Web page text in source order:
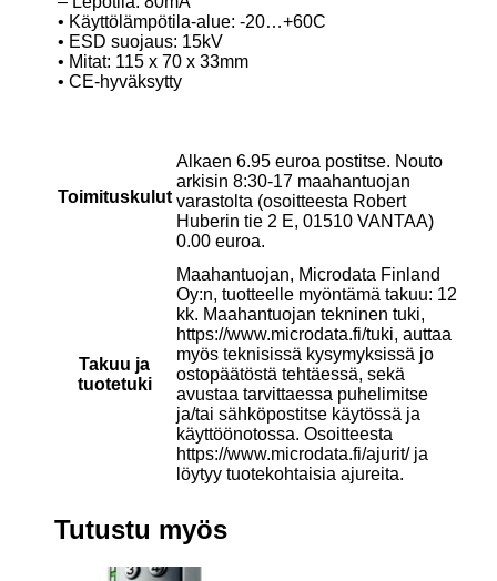
• Käyttölämpötila-alue: -20…+60C
• ESD suojaus: 15kV
• Mitat: 115 x 70 x 33mm
• CE-hyväksytty
Toimituskulut
Alkaen 6.95 euroa postitse. Nouto
arkisin 8:30-17 maahantuojan
varastolta (osoitteesta Robert
Huberin tie 2 E, 01510 VANTAA)
0.00 euroa.
Takuu ja
tuotetuki
Maahantuojan, Microdata Finland
Oy:n, tuotteelle myöntämä takuu: 12
kk. Maahantuojan tekninen tuki,
https://www.microdata.fi/tuki, auttaa
myös teknisissä kysymyksissä jo
ostopäätöstä tehtäessä, sekä
avustaa tarvittaessa puhelimitse
ja/tai sähköpostitse käytössä ja
käyttöönotossa. Osoitteesta
https://www.microdata.fi/ajurit/ ja
löytyy tuotekohtaisia ajureita.
Tutustu myös